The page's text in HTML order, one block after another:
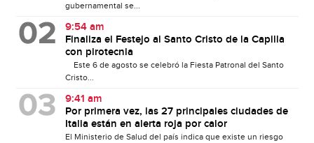
gubernamental se...
9:54 am
Finaliza el Festejo al Santo Cristo de la Capilla
con pirotecnia
Este 6 de agosto se celebró la Fiesta Patronal del Santo
Cristo...
9:41 am
Por primera vez, las 27 principales ciudades de
Italia están en alerta roja por calor
El Ministerio de Salud del país indica que existe un riesgo